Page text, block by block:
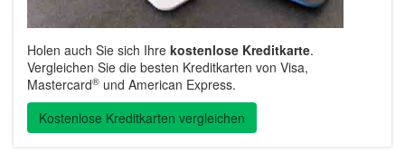
Holen auch Sie sich Ihre kostenlose Kreditkarte.
Vergleichen Sie die besten Kreditkarten von Visa,
Mastercard® und American Express.
Kostenlose Kreditkarten vergleichen